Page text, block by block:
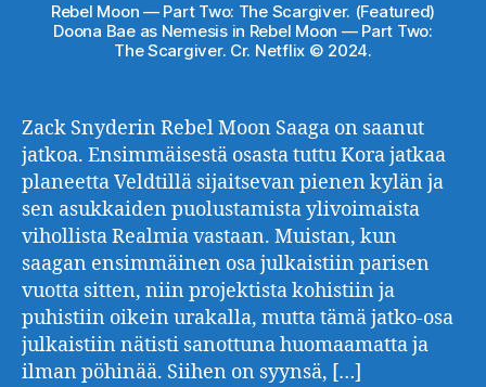
Rebel Moon — Part Two: The Scargiver. (Featured)
Doona Bae as Nemesis in Rebel Moon — Part Two:
The Scargiver. Cr. Netflix © 2024.
Zack Snyderin Rebel Moon Saaga on saanut
jatkoa. Ensimmäisestä osasta tuttu Kora jatkaa
planeetta Veldtillä sijaitsevan pienen kylän ja
sen asukkaiden puolustamista ylivoimaista
vihollista Realmia vastaan. Muistan, kun
saagan ensimmäinen osa julkaistiin parisen
vuotta sitten, niin projektista kohistiin ja
puhistiin oikein urakalla, mutta tämä jatko-osa
julkaistiin nätisti sanottuna huomaamatta ja
ilman pöhinää. Siihen on syynsä, […]